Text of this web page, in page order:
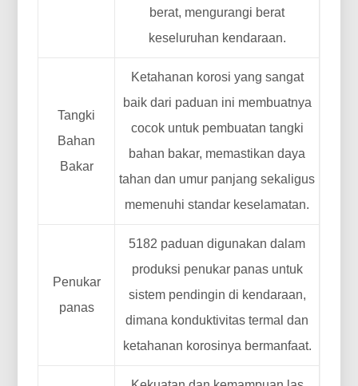
berat, mengurangi berat
keseluruhan kendaraan.
Tangki
Bahan
Bakar
Ketahanan korosi yang sangat
baik dari paduan ini membuatnya
cocok untuk pembuatan tangki
bahan bakar, memastikan daya
tahan dan umur panjang sekaligus
memenuhi standar keselamatan.
Penukar
panas
5182 paduan digunakan dalam
produksi penukar panas untuk
sistem pendingin di kendaraan,
dimana konduktivitas termal dan
ketahanan korosinya bermanfaat.